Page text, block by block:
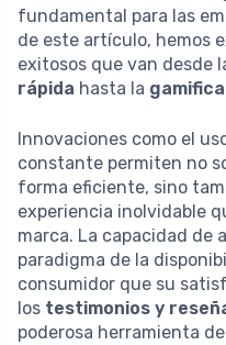
fundamental para las
de este artículo, hemos
exitosos que van desde
rápida hasta la
Innovaciones como el
constante permiten no
forma eficiente, sino
experiencia inolvidable
marca. La capacidad de
paradigma de la
consumidor que su
los testimonios y
poderosa herramienta